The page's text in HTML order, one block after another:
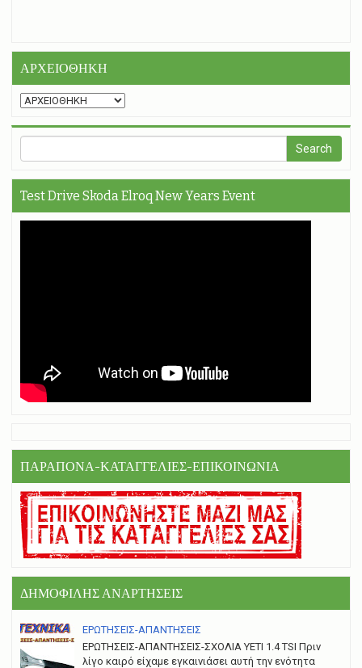
ΑΡΧΕΙΟΘΗΚΗ
Test Drive Skoda Elroq New Years Event
ΠΑΡΑΠΟΝΑ-ΚΑΤΑΓΓΕΛΙΕΣ-ΕΠΙΚΟΙΝΩΝΙΑ
ΔΗΜΟΦΙΛΗΣ ΑΝΑΡΤΗΣΕΙΣ
ΕΡΩΤΗΣΕΙΣ-ΑΠΑΝΤΗΣΕΙΣ
ΕΡΩΤΗΣΕΙΣ-ΑΠΑΝΤΗΣΕΙΣ-ΣΧΟΛΙΑ YETI 1.4 TSI Πριν
λίγο καιρό είχαμε εγκαινιάσει αυτή την ενότητα